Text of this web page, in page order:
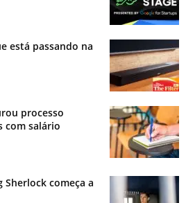
está passando na
processo
com salário
Sherlock começa a